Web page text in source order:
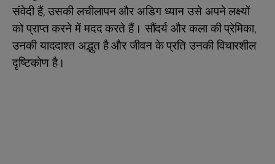
संवेदी हैं, उसकी लचीलापन और अडिग ध्यान उसे अपने लक्ष्यों
को प्राप्त करने में मदद करते हैं। सौंदर्य और कला की प्रेमिका,
उनकी याददाश्त अद्भुत है और जीवन के प्रति उनकी विचारशील
दृष्टिकोण है।